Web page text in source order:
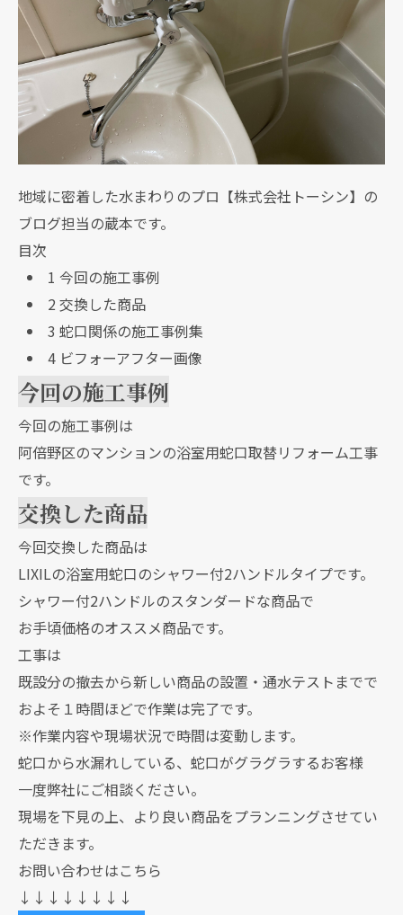
地域に密着した水まわりのプロ【株式会社トーシン】の
ブログ担当の蔵本です。
目次
1 今回の施工事例
2交換した商品
3 蛇口関係の施工事例集
4ビフォーアフター画像
今回の施工事例
今回の施工事例は
阿倍野区のマンションの浴室用蛇口取替リフォーム工事
です。
交換した商品
今回交換した商品は
LIXILの浴室用蛇口のシャワー付2ハンドルタイプです。
シャワー付2ハンドルのスタンダードな商品で
お手頃価格のオススメ商品です。
工事は
既設分の撤去から新しい商品の設置・通水テストまでで
およそ１時間ほどで作業は完了です。
※作業内容や現場状況で時間は変動します。
蛇口から水漏れしている、蛇口がグラグラするお客様
一度弊社にご相談ください。
現場を下見の上、より良い商品をプランニングさせてい
ただきます。
お問い合わせはこちら
↓↓↓↓↓↓↓↓